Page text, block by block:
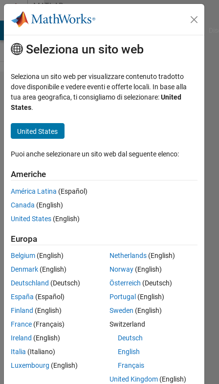
Vai al contenutoMATLAB
Answers
FSOLVE
requires
returned
functions
to be of
data type
double.
showing
solving
an
algebraic
equation
in matlab
??
Surendra
Ratnu
8 Dic
Seleziona un sito web
Seleziona un sito web per visualizzare contenuto tradotto
dove disponibile e vedere eventi e offerte locali. In base alla
tua area geografica, ti consigliamo di selezionare:United
States.
United States
Puoi anche selezionare un sito web dal seguente elenco:
Americhe
América Latina (Español)
Canada (English)
United States (English)
Europa
Belgium (English)
Denmark (English)
Deutschland (Deutsch)
España (Español)
Finland (English)
France (Français)
Ireland (English)
Italia (Italiano)
Luxembourg (English)
Netherlands(English)
Norway(English)
Österreich (Deutsch)
Portugal (English)
Sweden (English)
Switzerland
Deutsch
English
Français
United Kingdom(English)